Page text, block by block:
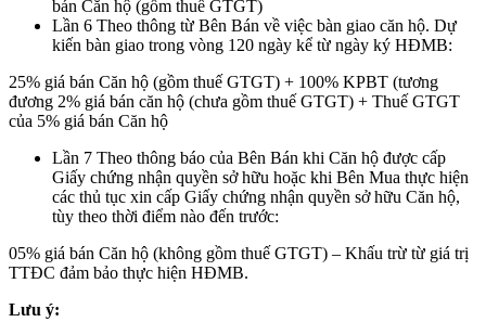
bán Căn hộ (gồm thuế GTGT)
Lần 6 Theo thông từ Bên Bán về việc bàn giao căn hộ. Dự
kiến bàn giao trong vòng 120 ngày kể từ ngày ký HĐMB:
25% giá bán Căn hộ (gồm thuế GTGT) + 100% KPBT (tương
đương 2% giá bán căn hộ (chưa gồm thuế GTGT) + Thuế GTGT
của 5% giá bán Căn hộ
Lần 7 Theo thông báo của Bên Bán khi Căn hộ được cấp
Giấy chứng nhận quyền sở hữu hoặc khi Bên Mua thực hiện
các thủ tục xin cấp Giấy chứng nhận quyền sở hữu Căn hộ,
tùy theo thời điểm nào đến trước:
05% giá bán Căn hộ (không gồm thuế GTGT) – Khấu trừ từ giá trị
TTĐC đảm bảo thực hiện HĐMB.
Lưu ý: